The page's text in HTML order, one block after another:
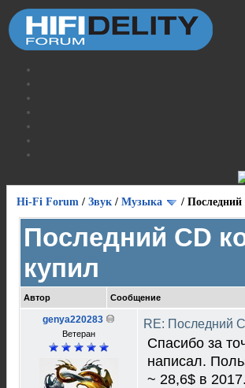
Hi-Fi Forum / Звук / Музыка /
Последний CD
купил
Автор Сообщение
genya220283
Ветеран
RE: Последний
Спасибо за
написал.
~ 28,6$ в